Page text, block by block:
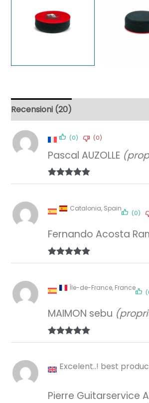
Recensioni (20)
Valutato5
Pascal AUZOLLE
(0) (0)
Valutato5
Fernando Acosta
Catalonia, Spain
(0)
Valutato5
MAIMON sebu
Île-de-France, France
Pierre Guitarservice
Excelent..! best